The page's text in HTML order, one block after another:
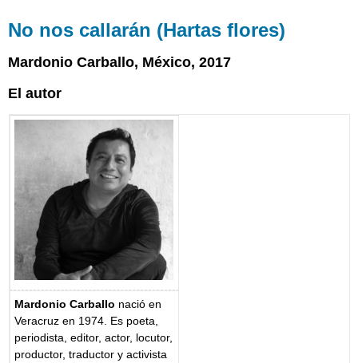
No nos callarán (Hartas flores)
Mardonio Carballo, México, 2017
El autor
Mardonio Carballo nació en
Veracruz en 1974. Es poeta,
periodista, editor, actor, locutor,
productor, traductor y activista